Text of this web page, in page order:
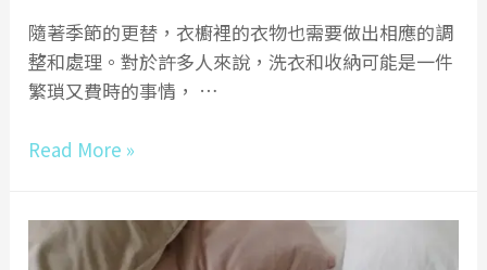
隨著季節的更替，衣櫥裡的衣物也需要做出相應的調
整和處理。對於許多人來說，洗衣和收納可能是一件
繁瑣又費時的事情， …
換
備！
Read More »